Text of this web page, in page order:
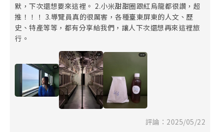
默，下次還想要來這裡。 2.小米甜甜圈跟紅烏龍都很讚，超
推！！！ 3.導覽員真的很厲害，各種臺東屏東的人文、歷
史、特產等等，都有分享給我們，讓人下次還想再來這裡旅
行。
評論：2025/05/22